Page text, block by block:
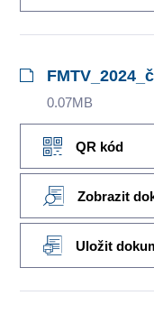
0.07MB
QR kód
Zobrazit
Uložit